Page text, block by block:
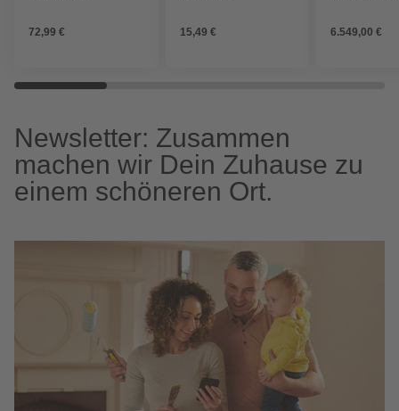
72,99 € 15,49 €
6.549,00 €
Newsletter: Zusammen
machen wir Dein Zuhause zu
einem schöneren Ort.